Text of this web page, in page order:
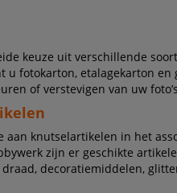
keuze uit verschillende
u fotokarton, etalagekarton
of verstevigen van uw
aan knutselartikelen in het
zijn er geschikte
decoratiemiddelen,